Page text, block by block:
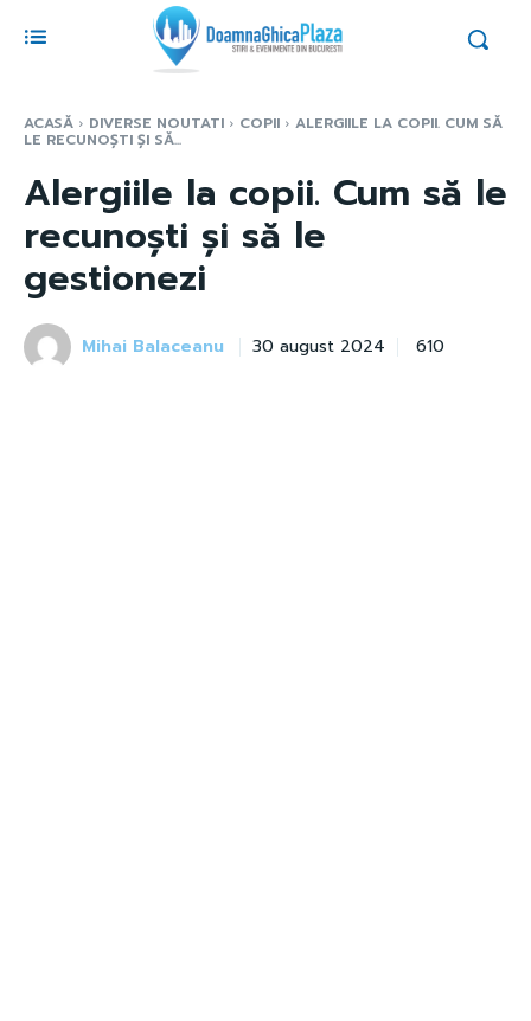
ACASĂ DIVERSE NOUTATI COPII ALERGIILE LA COPII. CUM SĂ
LE RECUNOȘTI ȘI SĂ...
Alergiile la copii. Cum să le
recunoști și să le
gestionezi
Mihai Balaceanu 30 august 2024 610